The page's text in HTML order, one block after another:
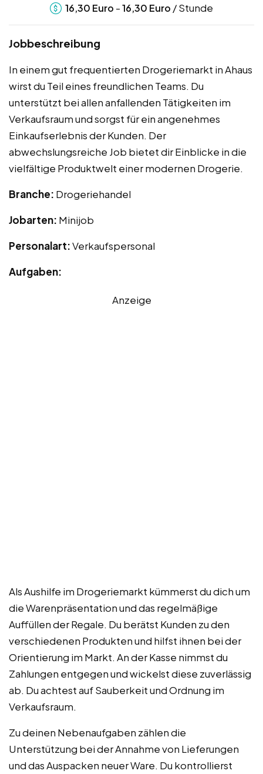
16,30 Euro -16,30 Euro / Stunde
Jobbeschreibung
In einem gut frequentierten Drogeriemarkt in Ahaus
wirst du Teil eines freundlichen Teams. Du
unterstützt bei allen anfallenden Tätigkeiten im
Verkaufsraum und sorgst für ein angenehmes
Einkaufserlebnis der Kunden. Der
abwechslungsreiche Job bietet dir Einblicke in die
vielfältige Produktwelt einer modernen Drogerie.
Branche: Drogeriehandel
Jobarten: Minijob
Personalart:Verkaufspersonal
Aufgaben:
Anzeige
Als Aushilfe im Drogeriemarkt kümmerst du dich um
die Warenpräsentation und das regelmäßige
Auffüllen der Regale. Du berätst Kunden zu den
verschiedenen Produkten und hilfst ihnen bei der
Orientierung im Markt. An der Kasse nimmst du
Zahlungen entgegen und wickelst diese zuverlässig
ab. Du achtest auf Sauberkeit und Ordnung im
Verkaufsraum.
Zu deinen Nebenaufgaben zählen die
Unterstützung bei der Annahme von Lieferungen
und das Auspacken neuer Ware. Du kontrollierst